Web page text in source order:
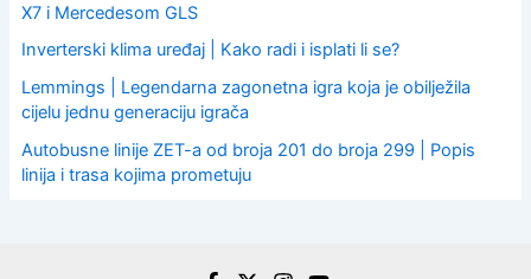
X7 i Mercedesom GLS
Inverterski klima uređaj | Kako radi i isplati li se?
Lemmings | Legendarna zagonetna igra koja je obilježila
cijelu jednu generaciju igrača
Autobusne linije ZET-a od broja 201 do broja 299 | Popis
linija i trasa kojima prometuju